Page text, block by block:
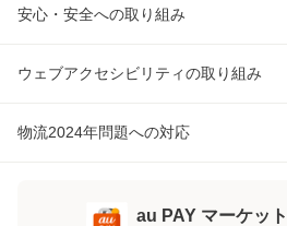
安心・安全への取り組み
ウェブアクセシビリティの取り組み
物流2024年問題への対応
au PAY マーケッ